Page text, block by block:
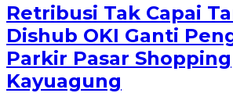
Retribusi Tak Capai
Dishub OKI Ganti
Parkir Pasar Shopping
Kayuagung